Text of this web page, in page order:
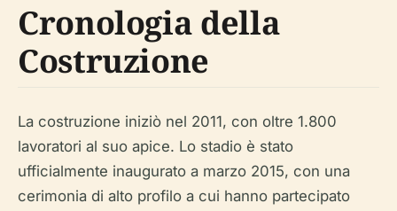
Cronologia della
Costruzione
La costruzione iniziò nel 2011, con oltre 1.800
lavoratori al suo apice. Lo stadio è stato
ufficialmente inaugurato a marzo 2015, con una
cerimonia di alto profilo a cui hanno partecipato